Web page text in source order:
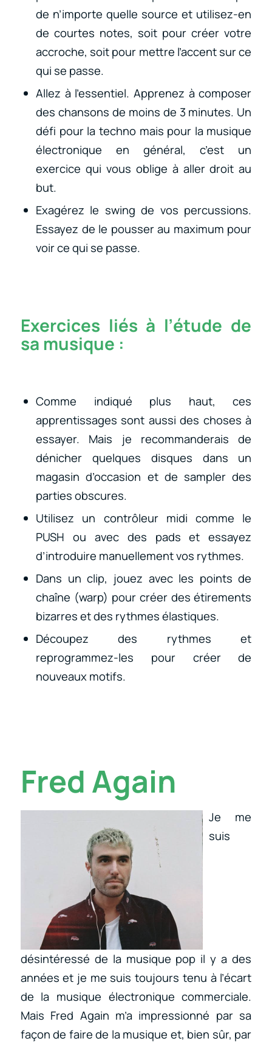
de n’importe quelle source et utilisez-en
de courtes notes, soit pour créer votre
accroche, soit pour mettre l’accent sur ce
qui se passe.
Allez à l’essentiel. Apprenez à composer
des chansons de moins de 3 minutes. Un
défi pour la techno mais pour la musique
électronique en général, c’est un
exercice qui vous oblige à aller droit au
but.
Exagérez le swing de vos percussions.
Essayez de le pousser au maximum pour
voir ce qui se passe.
Exercices liés à l’étude de
sa musique :
Comme indiqué plus haut, ces
apprentissages sont aussi des choses à
essayer. Mais je recommanderais de
dénicher quelques disques dans un
magasin d’occasion et de sampler des
parties obscures.
Utilisez un contrôleur midi comme le
PUSH ou avec des pads et essayez
d’introduire manuellement vos rythmes.
Dans un clip, jouez avec les points de
chaîne (warp) pour créer des étirements
bizarres et des rythmes élastiques.
Découpez des rythmes et
reprogrammez-les pour créer de
nouveaux motifs.
Fred Again
Je me
suis
désintéressé de la musique pop il y a des
années et je me suis toujours tenu à l’écart
de la musique électronique commerciale.
Mais Fred Again m’a impressionné par sa
façon de faire de la musique et, bien sûr, par